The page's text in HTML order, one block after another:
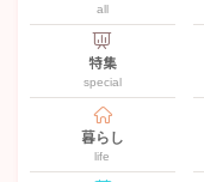
all
特集
special
暮らし
life